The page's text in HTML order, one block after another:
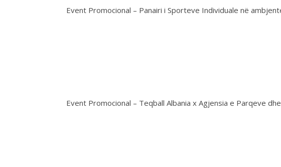
Event Promocional – Panairi i Sporteve Individuale në
Event Promocional – Teqball Albania x Agjensia e Parqeve